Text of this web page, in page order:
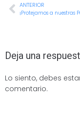
ANTERIOR
Deja una
Lo siento, debes
comentario.